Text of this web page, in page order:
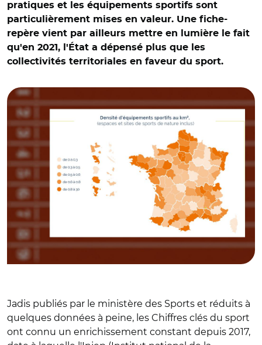
pratiques et les équipements sportifs sont
particulièrement mises en valeur. Une fiche-
repère vient par ailleurs mettre en lumière le fait
qu'en 2021, l'État a dépensé plus que les
collectivités territoriales en faveur du sport.
© INJEP. Source: Équipements sportifs, sites et espaces de
Jadis publiés par le ministère des Sports et réduits à
quelques données à peine, les Chiffres clés du sport
ont connu un enrichissement constant depuis 2017,